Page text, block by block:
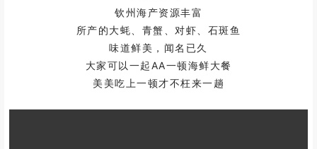
钦州海产资源丰富
所产的大蚝、青蟹、对虾、石斑鱼
味道鲜美，闻名已久
大家可以一起AA一顿海鲜大餐
美美吃上一顿才不枉来一趟